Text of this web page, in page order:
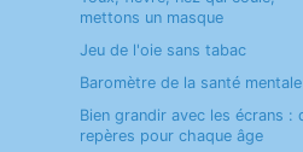
mettons un masque
Jeu de l'oie sans tabac
Baromètre de la santé mentale
Bien grandir avec les écrans :
repères pour chaque âge